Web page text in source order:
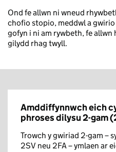
Ond fe allwn ni wneud
chofio stopio, meddwl a
gofyn i ni am rywbeth, fe allwn
gilydd rhag twyll.
Amddiffynnwch eich
phroses dilysu 2-gam
Trowch y gwiriad 2-gam –
2SV neu 2FA – ymlaen ar